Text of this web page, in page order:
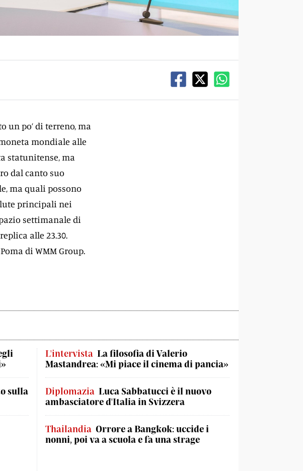
un po’ di terreno, ma
mondiale alle
statunitense, ma
dal canto suo
ma quali possono
principali nei
settimanale di
alle 23.30.
di WMM Group.
sulla
L'intervista La filosofia di Valerio
Mastandrea: «Mi piace il cinema di pancia»
Diplomazia Luca Sabbatucci è il nuovo
ambasciatore d'Italia in Svizzera
Thailandia Orrore a Bangkok: uccide i
nonni, poi va a scuola e fa una strage